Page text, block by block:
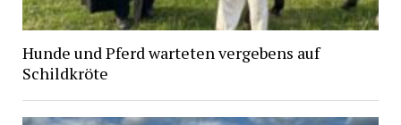
Hunde und Pferd warteten vergebens auf
Schildkröte